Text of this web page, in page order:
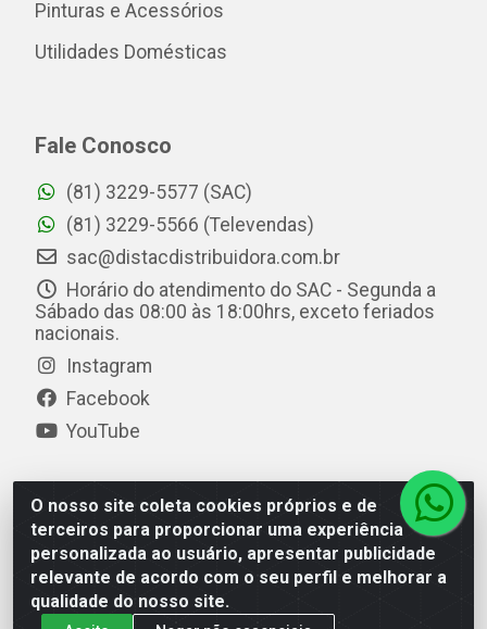
O nosso site coleta cookies próprios e de
terceiros para proporcionar uma experiência
personalizada ao usuário, apresentar publicidade
relevante de acordo com o seu perfil e melhorar a
qualidade do nosso site.
Pinturas e Acessórios
Utilidades Domésticas
Fale Conosco
(81) 3229-5577 (SAC)
(81) 3229-5566 (Televendas)
sac@distacdistribuidora.com.br
Horário do atendimento do SAC - Segunda a
Sábado das 08:00 às 18:00hrs, exceto feriados
nacionais.
Instagram
Facebook
YouTube
Distac Distribuidora - Av. Durval de Góes Monteiro, 7049
- Jardim Petrópolis - Maceió/AL - CEP 57061-000 - CNPJ
08.072.649/0001-20